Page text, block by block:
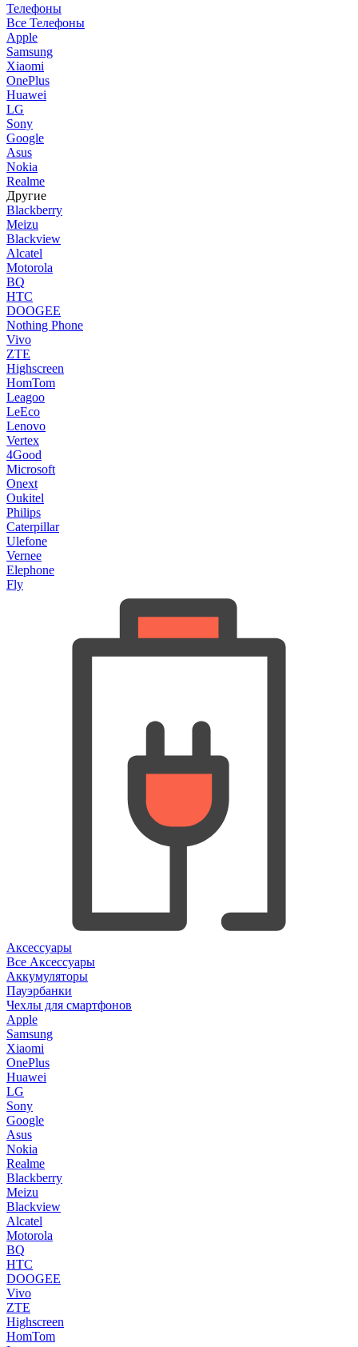
Телефоны
Все Телефоны
Apple
Samsung
Xiaomi
OnePlus
Huawei
LG
Sony
Google
Asus
Nokia
Realme
Другие
Blackberry
Meizu
Blackview
Alcatel
Motorola
BQ
HTC
DOOGEE
Nothing Phone
Vivo
ZTE
Highscreen
HomTom
Leagoo
LeEco
Lenovo
Vertex
4Good
Microsoft
Onext
Oukitel
Philips
Caterpillar
Ulefone
Vernee
Elephone
Fly
Аксессуары
Все Аксессуары
Аккумуляторы
Пауэрбанки
Чехлы для смартфонов
Apple
Samsung
Xiaomi
OnePlus
Huawei
LG
Sony
Google
Asus
Nokia
Realme
Blackberry
Meizu
Blackview
Alcatel
Motorola
BQ
HTC
DOOGEE
Vivo
ZTE
Highscreen
HomTom